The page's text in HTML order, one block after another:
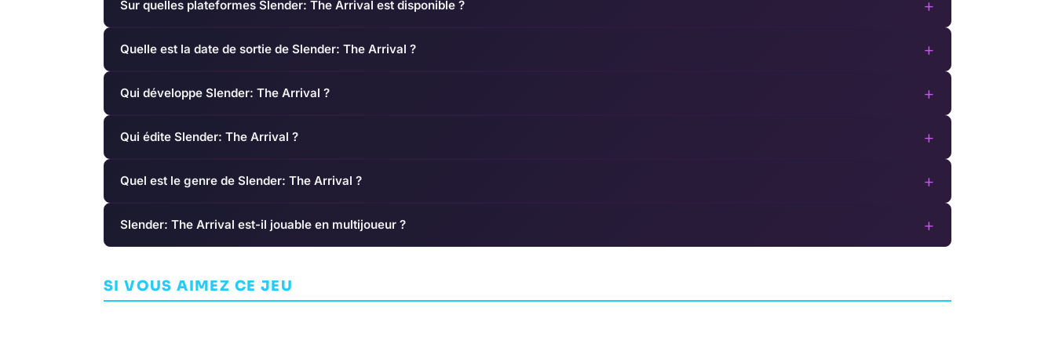
Sur quelles plateformes Slender: The Arrival est disponible ? +
Quelle est la date de sortie de Slender: The Arrival ? +
Qui développe Slender: The Arrival ? +
Qui édite Slender: The Arrival ? +
Quel est le genre de Slender: The Arrival ? +
Slender: The Arrival est-il jouable en multijoueur ? +
SI VOUS AIMEZ CE JEU
Bomb Rush Cyberfunk
Inheritance